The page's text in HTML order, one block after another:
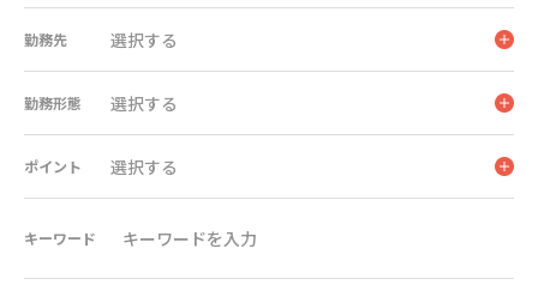
勤務先 選択する
勤務形態 選択する
ポイント 選択する
キーワード